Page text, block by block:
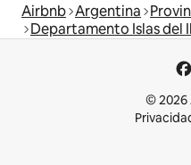
Airbnb Argentina
Departamento Islas del
© 2026